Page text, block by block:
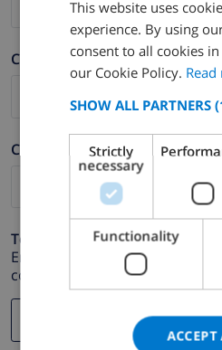
Cognom *
Correu electrònic *
Telèfon *
En cas que la direcció de
correctament.
This website uses
experience. By using
consent to all cookies
our Cookie Policy.
SHOW ALL PARTNERS
Strictly
necessary
Functionality